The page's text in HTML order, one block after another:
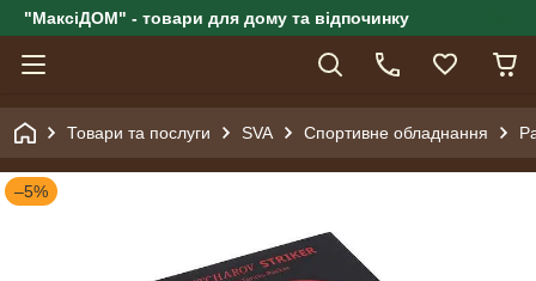
"МаксіДОМ" - товари для дому та відпочинку
Товари та послуги SVA Спортивне обладнання
–5%